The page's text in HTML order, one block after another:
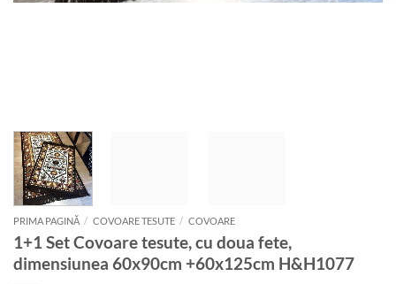
PRIMA PAGINĂ / COVOARE TESUTE / COVOARE
1+1 Set Covoare tesute, cu doua fete,
dimensiunea 60x90cm +60x125cm H&H1077